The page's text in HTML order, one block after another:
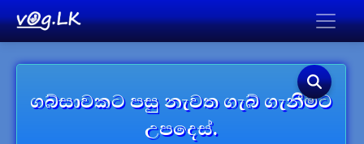
ගබ්සාවකට පසු නැවත ගැබ් ගැනීමට
උපදෙස්.